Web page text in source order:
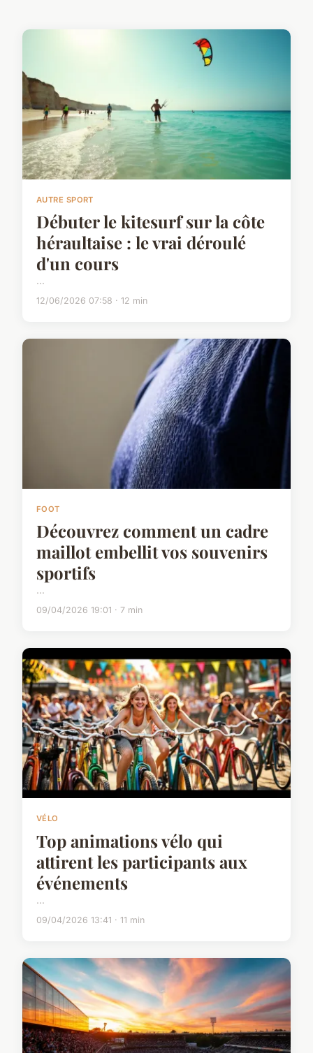
AUTRE SPORT
Débuter le kitesurf sur la côte
héraultaise : le vrai déroulé
d'un cours
...
12/06/2026 07:58 · 12 min
FOOT
Découvrez comment un cadre
maillot embellit vos souvenirs
sportifs
...
09/04/2026 19:01 · 7 min
VÉLO
Top animations vélo qui
attirent les participants aux
événements
...
09/04/2026 13:41 · 11 min